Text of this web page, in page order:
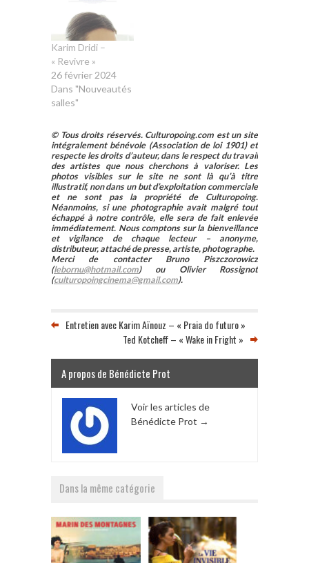
Karim Dridi –
« Revivre »
26 février 2024
Dans "Nouveautés
salles"
© Tous droits réservés. Culturopoing.com est un site
intégralement bénévole (Association de loi 1901) et
respecte les droits d’auteur, dans le respect du travail
des artistes que nous cherchons à valoriser. Les
photos visibles sur le site ne sont là qu’à titre
illustratif, non dans un but d’exploitation commerciale
et ne sont pas la propriété de Culturopoing.
Néanmoins, si une photographie avait malgré tout
échappé à notre contrôle, elle sera de fait enlevée
immédiatement. Nous comptons sur la bienveillance
et vigilance de chaque lecteur – anonyme,
distributeur, attaché de presse, artiste, photographe.
Merci de contacter Bruno Piszczorowicz
(lebornu@hotmail.com) ou Olivier Rossignot
(culturopoingcinema@gmail.com).
Entretien avec Karim Aïnouz – « Praia do futuro »
Ted Kotcheff – « Wake in Fright »
A propos de Bénédicte Prot
Voir les articles de
Bénédicte Prot →
Dans la même catégorie